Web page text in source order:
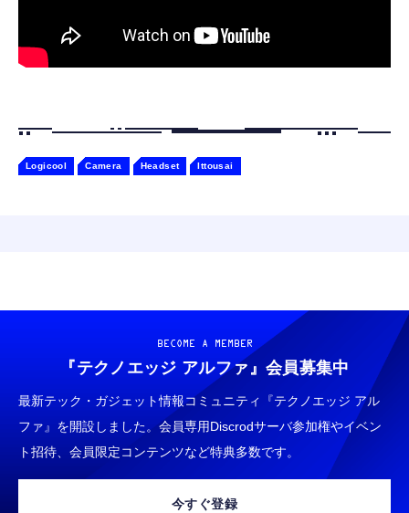
Logicool Camera Headset Ittousai
BECOME A MEMBER
『テクノエッジ アルファ』 会員募集中
最新テック・ガジェット情報コミュニティ『テクノエッジ アル
ファ』を開設しました。会員専用Discrodサーバ参加権やイベン
ト招待、会員限定コンテンツなど特典多数です。
今すぐ登録